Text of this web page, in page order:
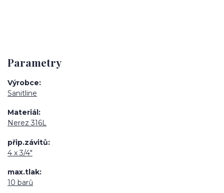
Parametry
Výrobce
Sanitline
Materiál
Nerez 316L
přip.závitů
4 x 3/4"
max.tlak
10 barů